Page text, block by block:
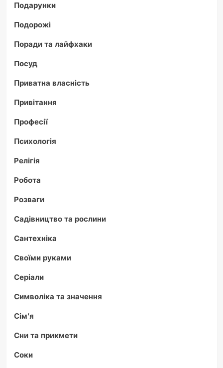
Подарунки
Подорожі
Поради та лайфхаки
Посуд
Приватна власність
Привітання
Професії
Психологія
Релігія
Робота
Розваги
Садівництво та рослини
Сантехніка
Своїми руками
Серіали
Символіка та значення
Сім'я
Сни та прикмети
Соки